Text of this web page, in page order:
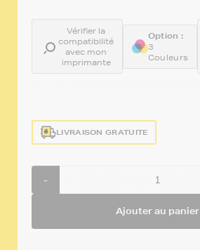
Vérifier la
compatibilité
avec mon
imprimante
Option :
3
Couleurs
LIVRAISON GRATUITE
-
Ajouter au panier